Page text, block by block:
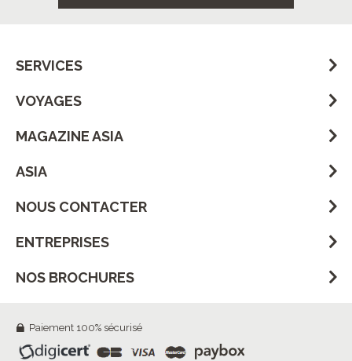
SERVICES
VOYAGES
MAGAZINE ASIA
ASIA
NOUS CONTACTER
ENTREPRISES
NOS BROCHURES
Paiement 100% sécurisé